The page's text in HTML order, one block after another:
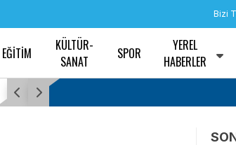
Bizi
EĞİTİM
KÜLTÜR-
SANAT
SPOR
YEREL
HABERLER
Bolat, ABD Ticaret Temsilcisi Greer ile görüştü: 100